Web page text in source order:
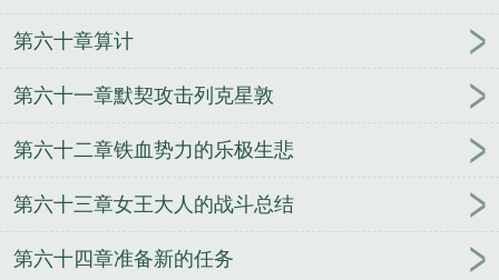
第六十章算计
第六十一章默契攻击列克星敦
第六十二章铁血势力的乐极生悲
第六十三章女王大人的战斗总结
第六十四章准备新的任务